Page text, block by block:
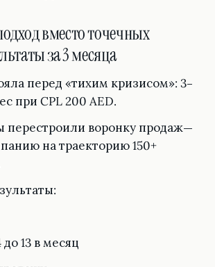
вместо точечных
за 3 месяца
перед «тихим кризисом»: 3–
при CPL 200 AED.
перестроили воронку продаж—
на траекторию 150+
13 в месяц